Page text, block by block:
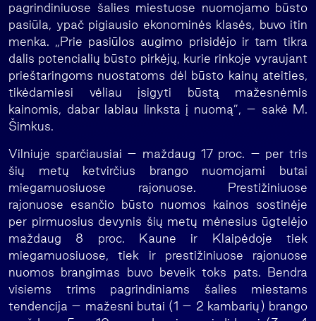
pagrindiniuose šalies miestuose nuomojamo būsto
pasiūla, ypač pigiausio ekonominės klasės, buvo itin
menka. „Prie pasiūlos augimo prisidėjo ir tam tikra
dalis potencialių būsto pirkėjų, kurie rinkoje vyraujant
prieštaringoms nuostatoms dėl būsto kainų ateities,
tikėdamiesi vėliau įsigyti būstą mažesnėmis
kainomis, dabar labiau linksta į nuomą”, – sakė M.
Šimkus.
Vilniuje sparčiausiai – maždaug 17 proc. – per tris
šių metų ketvirčius brango nuomojami butai
miegamuosiuose rajonuose. Prestižiniuose
rajonuose esančio būsto nuomos kainos sostinėje
per pirmuosius devynis šių metų mėnesius ūgtelėjo
maždaug 8 proc. Kaune ir Klaipėdoje tiek
miegamuosiuose, tiek ir prestižiniuose rajonuose
nuomos brangimas buvo beveik toks pats. Bendra
visiems trims pagrindiniams šalies miestams
tendencija – mažesni butai (1 – 2 kambarių) brango